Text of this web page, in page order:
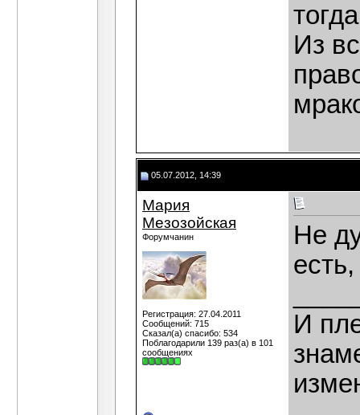
Из
05.07.2012, 14:39
Мария
Мезозойская
Форумчанин
Регистрация: 27.04.2011
Сообщений: 715
Сказал(а) спасибо: 534
Поблагодарили 139 раз(а) в 101
сообщениях
Не
И